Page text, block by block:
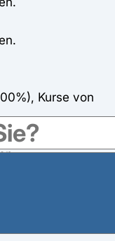
Kurse von